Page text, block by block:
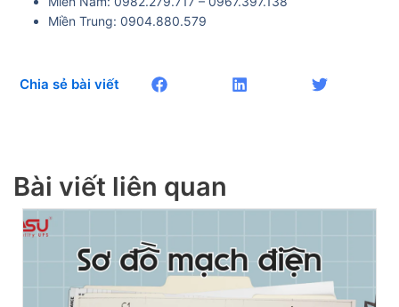
Miền Trung: 0904.880.579
Chia sẻ bài viết
Bài viết liên quan